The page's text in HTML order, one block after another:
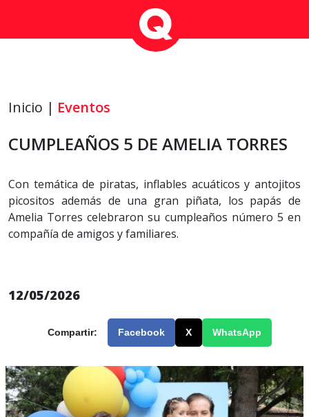
Inicio | Eventos
CUMPLEAÑOS 5 DE AMELIA TORRES
Con temática de piratas, inflables acuáticos y antojitos
picositos además de una gran piñata, los papás de
Amelia Torres celebraron su cumpleaños número 5 en
compañía de amigos y familiares.
12/05/2026
Compartir: Facebook X WhatsApp